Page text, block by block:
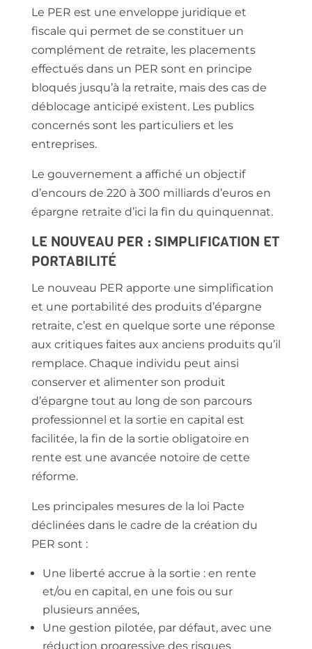
Le PER est une enveloppe juridique et
fiscale qui permet de se constituer un
complément de retraite, les placements
effectués dans un PER sont en principe
bloqués jusqu’à la retraite, mais des cas de
déblocage anticipé existent. Les publics
concernés sont les particulierset les
entreprises.
Le gouvernement a affiché un objectif
d’encours de 220 à 300 milliards d’euros en
épargne retraite d’ici la fin du quinquennat.
LE NOUVEAU PER : SIMPLIFICATION ET
PORTABILITÉ
Le nouveau PER apporte une simplification
et une portabilité des produits d’épargne
retraite, c’est en quelque sorte une réponse
aux critiques faites aux anciens produits qu’il
remplace. Chaque individu peut ainsi
conserver et alimenter son produit
d’épargne tout au long de son parcours
professionnel et la sortie en capital est
facilitée, la fin de la sortie obligatoire en
rente est une avancée notoire de cette
réforme.
Les principales mesures de la loi Pacte
déclinées dans le cadre de la création du
PER sont :
Une liberté accrue à la sortie : en rente
et/ou en capital, en une fois ou sur
plusieurs années,
Une gestion pilotée, par défaut, avec une
réduction progressive des risques